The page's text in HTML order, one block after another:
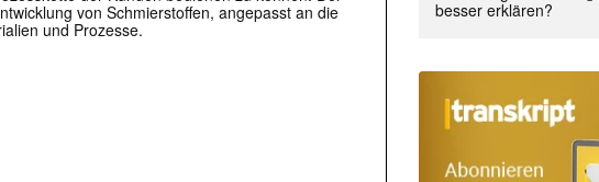
von Schmierstoffen, angepasst an die
und Prozesse.
besser erklären?